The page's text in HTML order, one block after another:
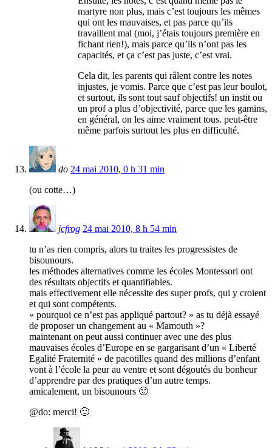
martyre non plus, mais c’est toujours les mêmes
qui ont les mauvaises, et pas parce qu’ils
travaillent mal (moi, j’étais toujours première en
fichant rien!), mais parce qu’ils n’ont pas les
capacités, et ça c’est pas juste, c’est vrai.
Cela dit, les parents qui râlent contre les notes
injustes, je vomis. Parce que c’est pas leur boulot,
et surtout, ils sont tout sauf objectifs! un instit ou
un prof a plus d’objectivité, parce que les gamins,
en général, on les aime vraiment tous. peut-être
même parfois surtout les plus en difficulté.
do 24 mai 2010, 0 h 31 min
(ou cotte…)
jcfrog 24 mai 2010, 8 h 54 min
tu n’as rien compris, alors tu traites les progressistes de
bisounours.
les méthodes alternatives comme les écoles Montessori ont
des résultats objectifs et quantifiables.
mais effectivement elle nécessite des super profs, qui y croient
et qui sont compétents.
« pourquoi ce n’est pas appliqué partout? » as tu déjà essayé
de proposer un changement au « Mamouth »?
maintenant on peut aussi continuer avec une des plus
mauvaises écoles d’Europe en se gargarisant d’un « Liberté
Egalité Fraternité » de pacotilles quand des millions d’enfant
vont à l’école la peur au ventre et sont dégoutés du bonheur
d’apprendre par des pratiques d’un autre temps.
amicalement, un bisounours 🙂
@do: merci! 🙂